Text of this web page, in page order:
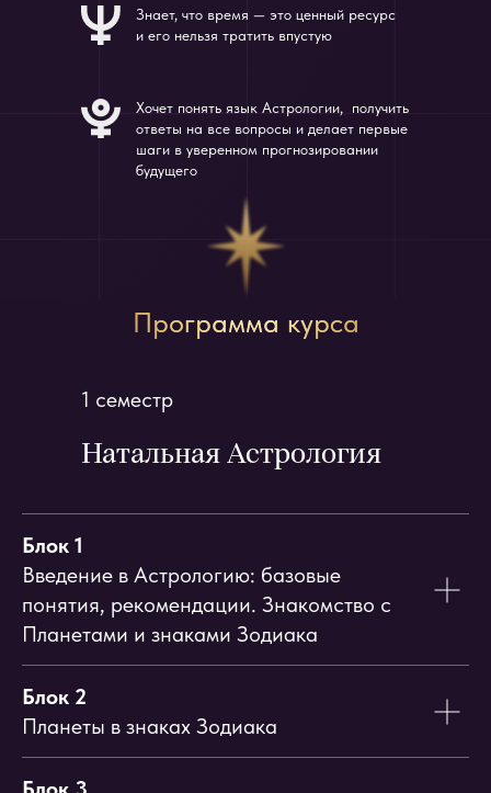
Знает, что время — это ценный ресурс
и его нельзя тратить впустую
Хочет понять язык Астрологии, получить
ответы на все вопросы и делает первые
шаги в уверенном прогнозировании
будущего
Программа курса
Натальная Астрология
1 семестр
Блок 1
Введение в Астрологию: базовые
понятия, рекомендации. Знакомство с
Планетами и знаками Зодиака
Блок 2
Планеты в знаках Зодиака